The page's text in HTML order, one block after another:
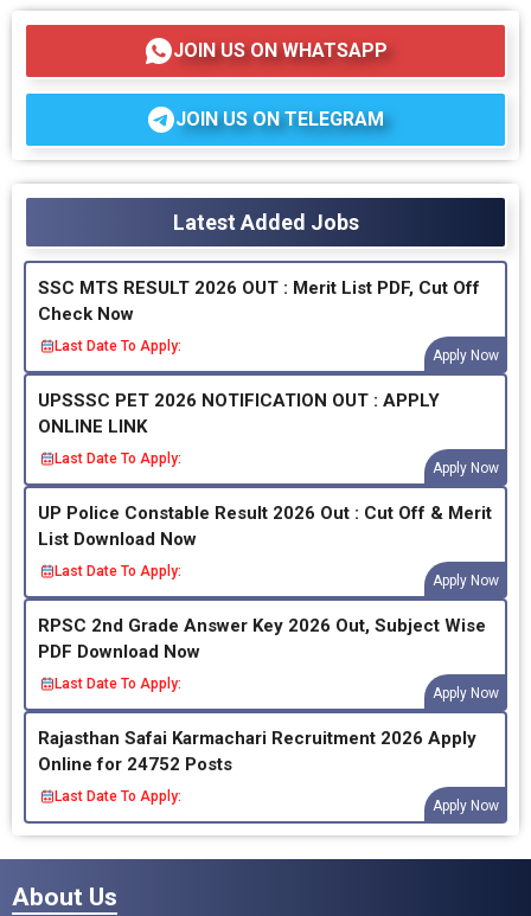
JOIN US ON WHATSAPP
JOIN US ON TELEGRAM
Latest Added Jobs
SSC MTS RESULT 2026 OUT : Merit List PDF, Cut Off
Check Now
Last Date To Apply:
Apply Now
UPSSSC PET 2026 NOTIFICATION OUT : APPLY
ONLINE LINK
Last Date To Apply:
Apply Now
UP Police Constable Result 2026 Out : Cut Off & Merit
List Download Now
Last Date To Apply:
Apply Now
RPSC 2nd Grade Answer Key 2026 Out, Subject Wise
PDF Download Now
Last Date To Apply:
Apply Now
Rajasthan Safai Karmachari Recruitment 2026 Apply
Online for 24752 Posts
Last Date To Apply:
Apply Now
About Us